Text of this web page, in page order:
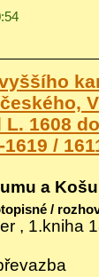
1608
1619 /
a
/
, 1.kniha